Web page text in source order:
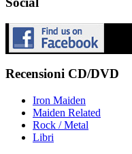
Recensioni CD/DVD
Iron Maiden
Maiden Related
Rock / Metal
Libri